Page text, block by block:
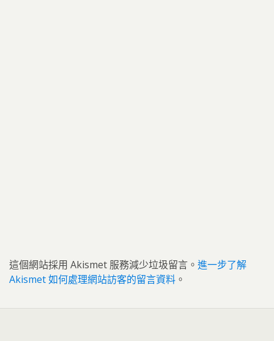
這個網站採用 Akismet 服務減少垃圾留言。 進一步了解
Akismet 如何處理網站訪客的留言資料 。